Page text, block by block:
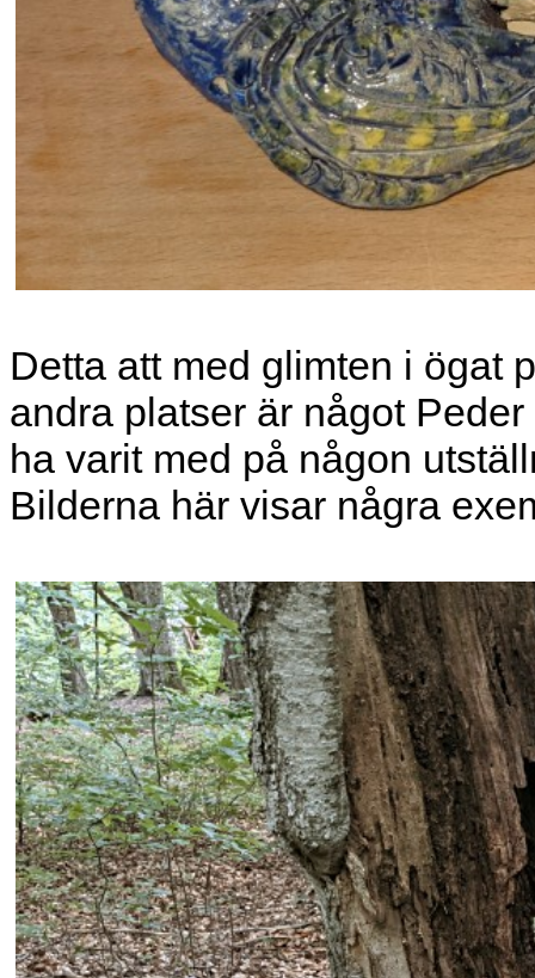
Detta att med glimten i ögat
andra platser är något
ha varit med på någon
Bilderna här visar några